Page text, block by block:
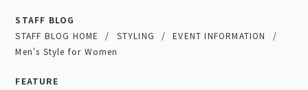
STAFF BLOG
STAFF BLOG HOME
STYLING
EVENT INFORMATION
Men's Style for Women
FEATURE